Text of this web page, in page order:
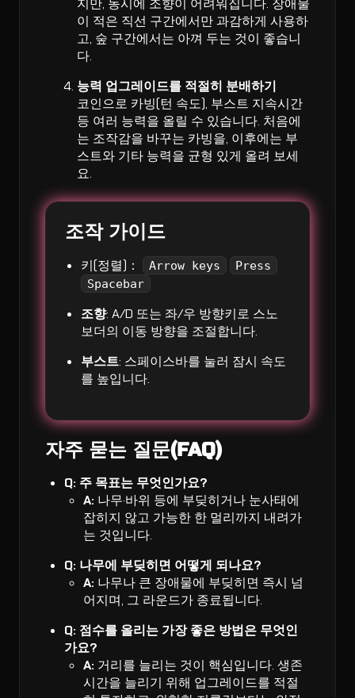
지만, 동시에 조향이 어려워집니다. 장애물
이 적은 직선 구간에서만 과감하게 사용하
고, 숲 구간에서는 아껴 두는 것이 좋습니
다.
능력 업그레이드를 적절히 분배하기
코인으로 카빙(턴 속도), 부스트 지속시간
등 여러 능력을 올릴 수 있습니다. 처음에
는 조작감을 바꾸는 카빙을, 이후에는 부
스트와 기타 능력을 균형 있게 올려 보세
요.
조작 가이드
키(정렬)： Arrow keys
Press
Spacebar
조향: A/D 또는 좌/우 방향키로 스노
보더의 이동 방향을 조절합니다.
부스트: 스페이스바를 눌러 잠시 속도
를 높입니다.
자주 묻는 질문(FAQ)
Q: 주 목표는 무엇인가요?
A: 나무·바위 등에 부딪히거나 눈사태에
잡히지 않고 가능한 한 멀리까지 내려가
는 것입니다.
Q: 나무에 부딪히면 어떻게 되나요?
A: 나무나 큰 장애물에 부딪히면 즉시 넘
어지며, 그 라운드가 종료됩니다.
Q: 점수를 올리는 가장 좋은 방법은 무엇인
가요?
A: 거리를 늘리는 것이 핵심입니다. 생존
시간을 늘리기 위해 업그레이드를 적절